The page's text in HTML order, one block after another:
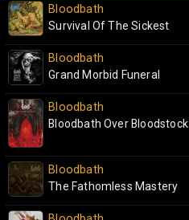
Bloodbath
Survival Of The Sickest
Bloodbath
Grand Morbid Funeral
Bloodbath
Bloodbath Over Bloodstock
Bloodbath
The Fathomless Mastery